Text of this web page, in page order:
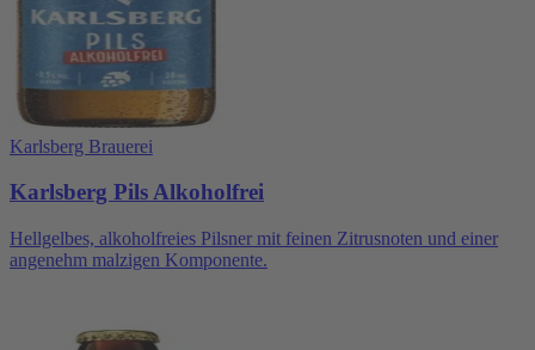
Karlsberg Brauerei
Karlsberg Pils Alkoholfrei
Hellgelbes, alkoholfreies Pilsner mit feinen Zitrusnoten und einer
angenehm malzigen Komponente.